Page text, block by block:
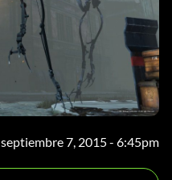
septiembre 7, 2015 - 6:45pm